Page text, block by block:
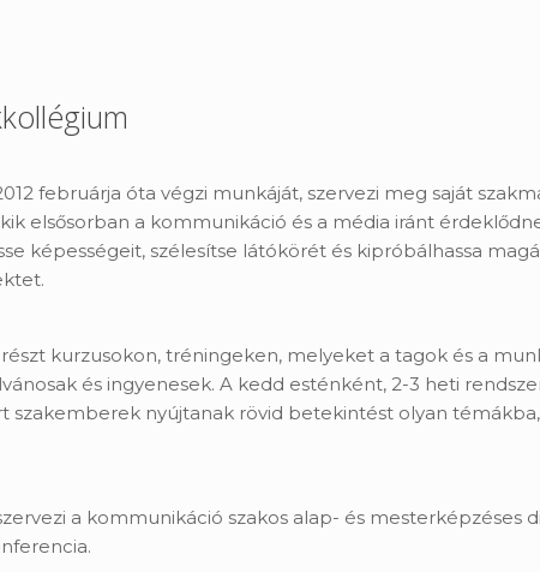
februárja óta végzi munkáját, szervezi meg saját
elsősorban a kommunikáció és a média iránt
képességeit, szélesítse látókörét és kipróbálhassa
kurzusokon, tréningeken, melyeket a tagok és a
és ingyenesek. A kedd esténként, 2-3 heti
nyújtanak rövid betekintést olyan
a kommunikáció szakos alap- és mesterképzéses